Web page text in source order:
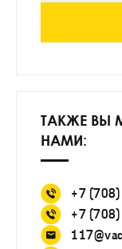
ТАКЖЕ ВЫ
НАМИ:
+7
+7